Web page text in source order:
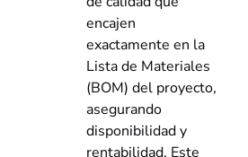
encajen
exactamente en la
Lista de Materiales
(BOM) del proyecto,
asegurando
disponibilidad y
rentabilidad. Este